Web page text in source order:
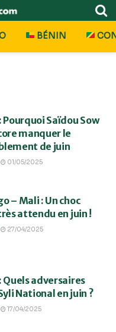
BÉNIN
Pourquoi Saïdou Sow
manquer le
de juin
01/05/2025
– Mali : Un choc
attendu en juin !
27/04/2025
Quels adversaires
National en juin ?
17/04/2025